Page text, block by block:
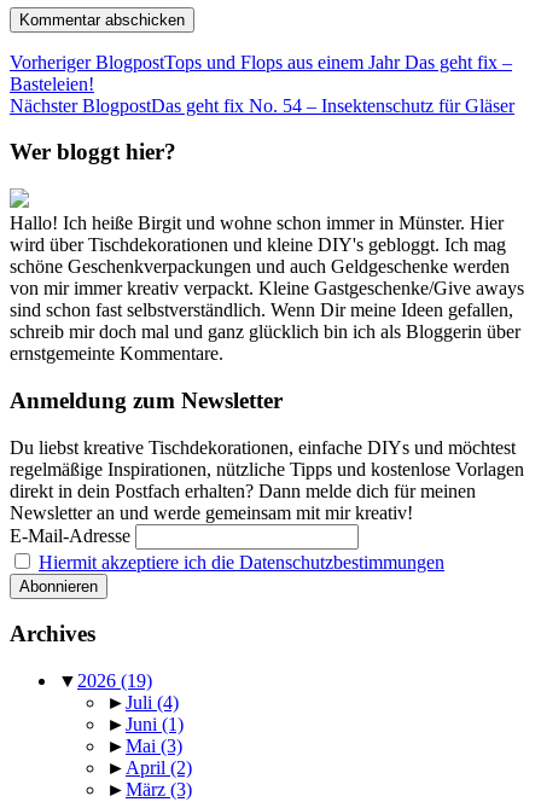
Vorheriger BlogpostTops und Flops aus einem Jahr Das geht fix –
Basteleien!
Nächster BlogpostDas geht fix No. 54 – Insektenschutz für Gläser
Wer bloggt hier?
Hallo! Ich heiße Birgit und wohne schon immer in Münster. Hier
wird über Tischdekorationen und kleine DIY's gebloggt. Ich mag
schöne Geschenkverpackungen und auch Geldgeschenke werden
von mir immer kreativ verpackt. Kleine Gastgeschenke/Give aways
sind schon fast selbstverständlich. Wenn Dir meine Ideen gefallen,
schreib mir doch mal und ganz glücklich bin ich als Bloggerin über
ernstgemeinte Kommentare.
Anmeldung zum Newsletter
Du liebst kreative Tischdekorationen, einfache DIYs und möchtest
regelmäßige Inspirationen, nützliche Tipps und kostenlose Vorlagen
direkt in dein Postfach erhalten? Dann melde dich für meinen
Newsletter an und werde gemeinsam mit mir kreativ!
E-Mail-Adresse
Hiermit akzeptiere ich die Datenschutzbestimmungen
Archives
▼ 2026 (19)
►Juli (4)
►Juni (1)
►Mai (3)
► April (2)
►März (3)